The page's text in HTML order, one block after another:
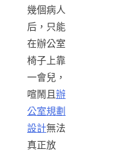
幾個病人
后，只能
在辦公室
椅子上靠
一會兒，
喧鬧且辦
公室規劃
設計無法
真正放